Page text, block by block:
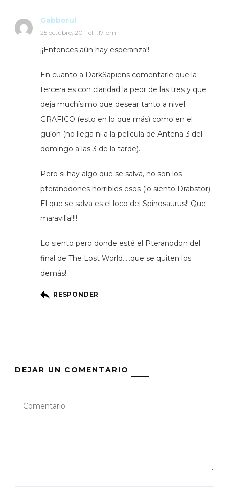
Gabborul
25 octubre, 2011 el 1:17 pm
¡¡Entonces aún hay esperanza!!
En cuanto a DarkSapiens comentarle que la
tercera es con claridad la peor de las tres y que
deja muchísimo que desear tanto a nivel
GRAFICO (esto en lo que más) como en el
guíon (no llega ni a la película de Antena 3 del
domingo a las 3 de la tarde).
Pero si hay algo que se salva, no son los
pteranodones horribles esos (lo siento Drabstor).
El que se salva es el loco del Spinosaurus!! Que
maravilla!!!!
Lo siento pero donde esté el Pteranodon del
final de The Lost World…..que se quiten los
demás!
RESPONDER
DEJAR UN COMENTARIO